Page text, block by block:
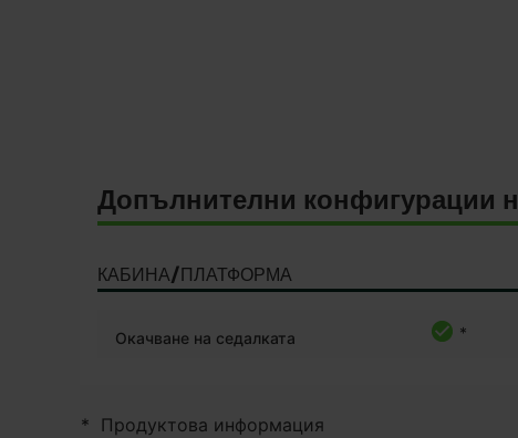
Допълнителни конфигурации
КАБИНА/ПЛАТФОРМА
Окачване на седалката *
* Продуктова информация